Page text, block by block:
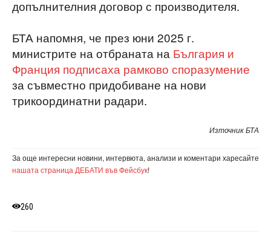
допълнителния договор с производителя.
БТА напомня, че през юни 2025 г.
министрите на отбраната на България и
Франция подписаха рамково споразумение
за съвместно придобиване на нови
трикоординатни радари.
Източник БТА
За още интересни новини, интервюта, анализи и коментари харесайте
нашата страница ДЕБАТИ във Фейсбук!
260